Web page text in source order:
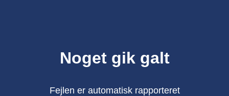
Noget gik galt
Fejlen er automatisk rapporteret